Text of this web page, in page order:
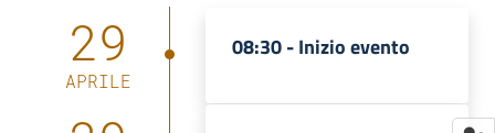
29
APRILE
08:30 -Inizio evento